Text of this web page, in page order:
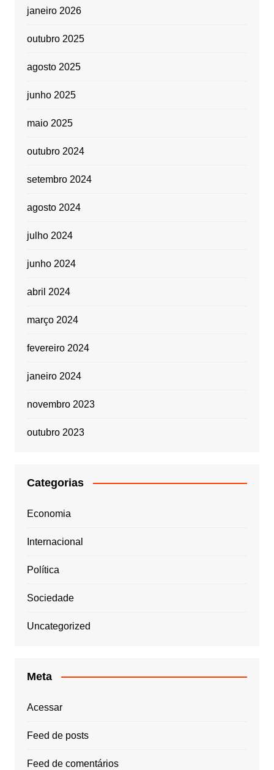
janeiro 2026
outubro 2025
agosto 2025
junho 2025
maio 2025
outubro 2024
setembro 2024
agosto 2024
julho 2024
junho 2024
abril 2024
março 2024
fevereiro 2024
janeiro 2024
novembro 2023
outubro 2023
Categorias
Economia
Internacional
Política
Sociedade
Uncategorized
Meta
Acessar
Feed de posts
Feed de comentários